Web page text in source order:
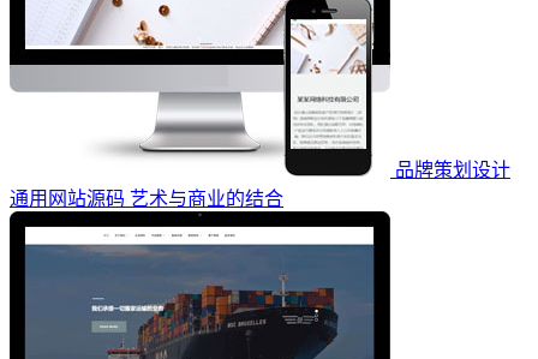
品牌策划设计
通用网站源码 艺术与商业的结合